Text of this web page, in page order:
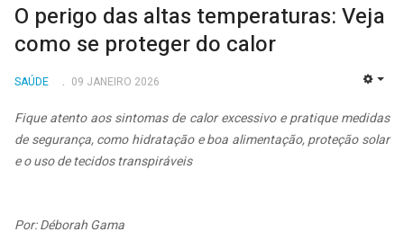
O perigo das altas temperaturas: Veja
como se proteger do calor
SAÚDE 09 JANEIRO 2026
Fique atento aos sintomas de calor excessivo e pratique medidas
de segurança, como hidratação e boa alimentação, proteção solar
e o uso de tecidos transpiráveis
Por: Déborah Gama